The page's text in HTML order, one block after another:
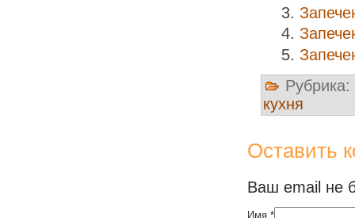
Рубрика:
кухня
Оставить
Ваш email не
Имя *